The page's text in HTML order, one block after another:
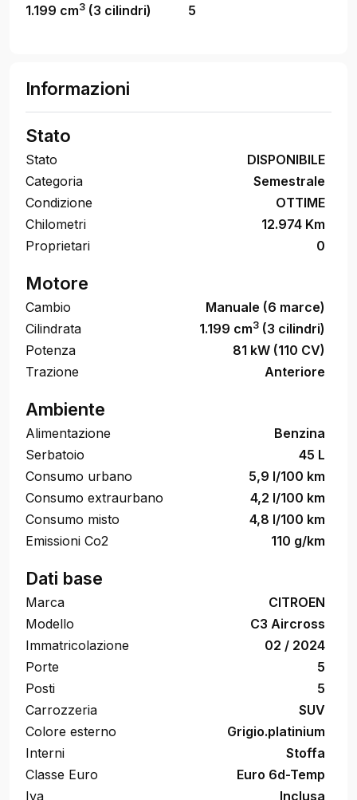
1.199 cm3 (3 cilindri) 5
Informazioni
Stato
Stato
DISPONIBILE
Categoria
Semestrale
Condizione
OTTIME
Chilometri
12.974 Km
Proprietari
0
Motore
Cambio
Manuale (6 marce)
Cilindrata
1.199 cm3 (3 cilindri)
Potenza
81 kW (110 CV)
Trazione
Anteriore
Ambiente
Alimentazione
Benzina
Serbatoio
45 L
Consumo urbano
5,9 l/100 km
Consumo extraurbano
4,2 l/100 km
Consumo misto
4,8 l/100 km
Emissioni Co2
110 g/km
Dati base
Marca
CITROEN
Modello
C3 Aircross
Immatricolazione
02 / 2024
Porte
5
Posti
5
Carrozzeria
SUV
Colore esterno
Grigio.platinium
Interni
Stoffa
Classe Euro
Euro 6d-Temp
Iva
Inclusa